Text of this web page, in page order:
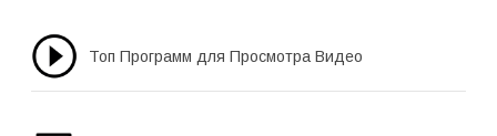
Топ Программ для Просмотра Видео